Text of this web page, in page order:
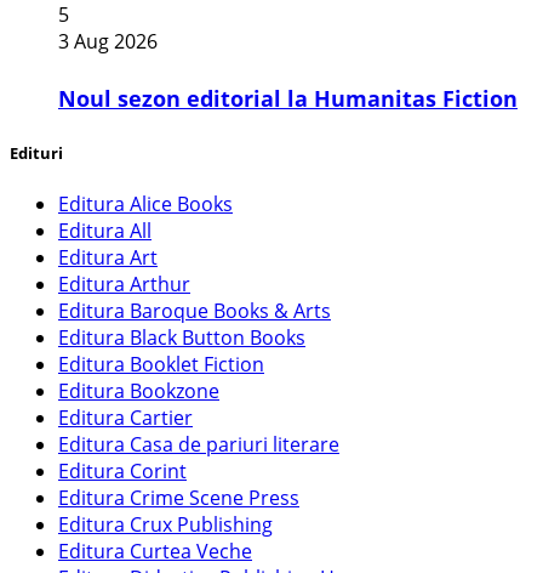
5
3 Aug 2026
​Noul sezon editorial la Humanitas Fiction
Edituri
Editura Alice Books
Editura All
Editura Art
Editura Arthur
Editura Baroque Books & Arts
Editura Black Button Books
Editura Booklet Fiction
Editura Bookzone
Editura Cartier
Editura Casa de pariuri literare
Editura Corint
Editura Crime Scene Press
Editura Crux Publishing
Editura Curtea Veche